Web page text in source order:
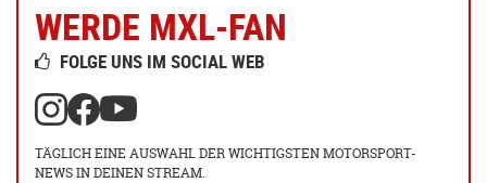
WERDE MXL-FAN
FOLGE UNS IM SOCIAL WEB
TÄGLICH EINE AUSWAHL DER WICHTIGSTEN MOTORSPORT-
NEWS IN DEINEN STREAM.